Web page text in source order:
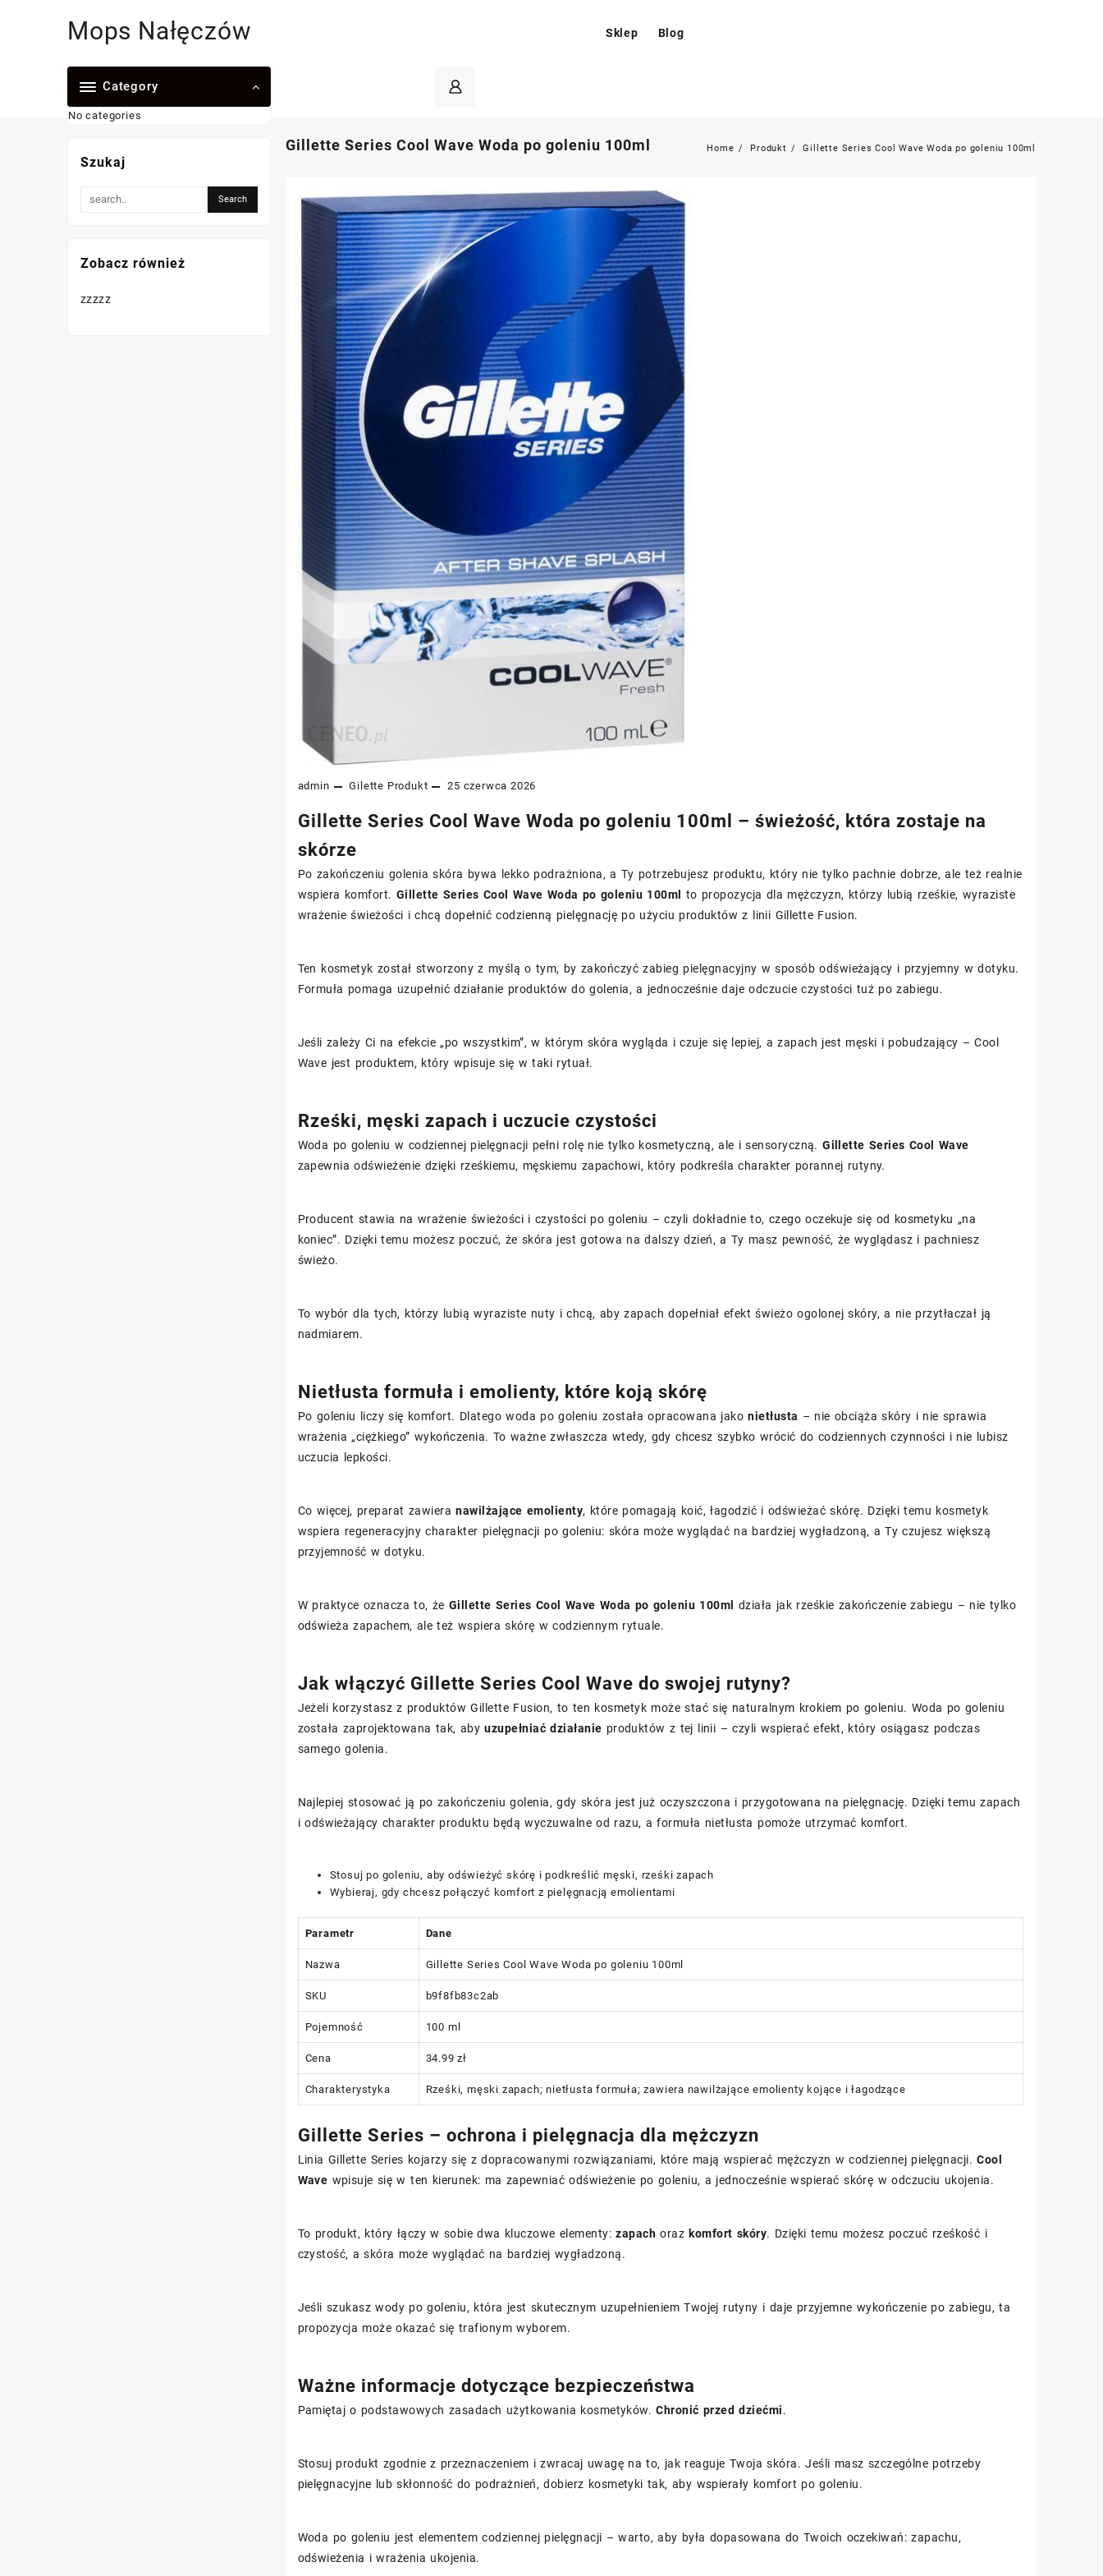
Mops Nałęczów Sklep Blog
Category
No categories
Gillette Series Cool Wave Woda po goleniu 100ml Home Produkt Gillette Series Cool Wave Woda po goleniu 100ml
admin Gilette Produkt 25 czerwca 2026
Gillette Series Cool Wave Woda po goleniu 100ml – świeżość, która zostaje na
skórze
Po zakończeniu golenia skóra bywa lekko podrażniona, a Ty potrzebujesz produktu, który nie tylko pachnie dobrze, ale też realnie
wspiera komfort. Gillette Series Cool Wave Woda po goleniu 100ml
to propozycja dla mężczyzn, którzy lubią rześkie, wyraziste
wrażenie świeżości i chcą dopełnić codzienną pielęgnację po użyciu produktów z linii Gillette Fusion.
Ten kosmetyk został stworzony z myślą o tym, by zakończyć zabieg pielęgnacyjny w sposób odświeżający i przyjemny w dotyku.
Formuła pomaga uzupełnić działanie produktów do golenia, a jednocześnie daje odczucie czystości tuż po zabiegu.
Jeśli zależy Ci na efekcie „po wszystkim”, w którym skóra wygląda i czuje się lepiej, a zapach jest męski i pobudzający – Cool
Wave jest produktem, który wpisuje się w taki rytuał.
Rześki, męski zapach i uczucie czystości
Woda po goleniu w codziennej pielęgnacji pełni rolę nie tylko kosmetyczną, ale i sensoryczną.Gillette Series Cool Wave
zapewnia odświeżenie dzięki rześkiemu, męskiemu zapachowi, który podkreśla charakter porannej rutyny.
Producent stawia na wrażenie świeżości i czystości po goleniu – czyli dokładnie to, czego oczekuje się od kosmetyku „na
koniec”. Dzięki temu możesz poczuć, że skóra jest gotowa na dalszy dzień, a Ty masz pewność, że wyglądasz i pachniesz
świeżo.
To wybór dla tych, którzy lubią wyraziste nuty i chcą, aby zapach dopełniał efekt świeżo ogolonej skóry, a nie przytłaczał ją
nadmiarem.
Nietłusta formuła i emolienty, które koją skórę
Po goleniu liczy się komfort. Dlatego woda po goleniu została opracowana jakonietłusta – nie obciąża skóry i nie sprawia
wrażenia „ciężkiego” wykończenia. To ważne zwłaszcza wtedy, gdy chcesz szybko wrócić do codziennych czynności i nie lubisz
uczucia lepkości.
Co więcej, preparat zawieranawilżające emolienty, które pomagają koić, łagodzić i odświeżać skórę. Dzięki temu kosmetyk
wspiera regeneracyjny charakter pielęgnacji po goleniu: skóra może wyglądać na bardziej wygładzoną, a Ty czujesz większą
przyjemność w dotyku.
W praktyce oznacza to, że Gillette Series Cool Wave Woda po goleniu 100ml
działa jak rześkie zakończenie zabiegu – nie tylko
odświeża zapachem, ale też wspiera skórę w codziennym rytuale.
Jak włączyć Gillette Series Cool Wave do swojej rutyny?
Jeżeli korzystasz z produktów Gillette Fusion, to ten kosmetyk może stać się naturalnym krokiem po goleniu. Woda po goleniu
została zaprojektowana tak, abyuzupełniać działanie produktów z tej linii – czyli wspierać efekt, który osiągasz podczas
samego golenia.
Najlepiej stosować ją po zakończeniu golenia, gdy skóra jest już oczyszczona i przygotowana na pielęgnację. Dzięki temu zapach
i odświeżający charakter produktu będą wyczuwalne od razu, a formuła nietłusta pomoże utrzymać komfort.
Stosuj po goleniu, aby odświeżyć skórę i podkreślić męski, rześki zapach
Wybieraj, gdy chcesz połączyć komfort z pielęgnacją emolientami
Parametr Dane
Nazwa Gillette Series Cool Wave Woda po goleniu 100ml
SKU b9f8fb83c2ab
Pojemność 100 ml
Cena 34.99 zł
Charakterystyka Rześki, męski zapach; nietłusta formuła; zawiera nawilżające emolienty kojące i łagodzące
Gillette Series – ochrona i pielęgnacja dla mężczyzn
Linia Gillette Series kojarzy się z dopracowanymi rozwiązaniami, które mają wspierać mężczyzn w codziennej pielęgnacji.Cool
Wave wpisuje się w ten kierunek: ma zapewniać odświeżenie po goleniu, a jednocześnie wspierać skórę w odczuciu ukojenia.
To produkt, który łączy w sobie dwa kluczowe elementy:zapach oraz komfort skóry. Dzięki temu możesz poczuć rześkość i
czystość, a skóra może wyglądać na bardziej wygładzoną.
Jeśli szukasz wody po goleniu, która jest skutecznym uzupełnieniem Twojej rutyny i daje przyjemne wykończenie po zabiegu, ta
propozycja może okazać się trafionym wyborem.
Ważne informacje dotyczące bezpieczeństwa
Pamiętaj o podstawowych zasadach użytkowania kosmetyków.Chronić przed dziećmi.
Stosuj produkt zgodnie z przeznaczeniem i zwracaj uwagę na to, jak reaguje Twoja skóra. Jeśli masz szczególne potrzeby
pielęgnacyjne lub skłonność do podrażnień, dobierz kosmetyki tak, aby wspierały komfort po goleniu.
Woda po goleniu jest elementem codziennej pielęgnacji – warto, aby była dopasowana do Twoich oczekiwań: zapachu,
odświeżenia i wrażenia ukojenia.
Szukaj
Zobacz również
zzzzz